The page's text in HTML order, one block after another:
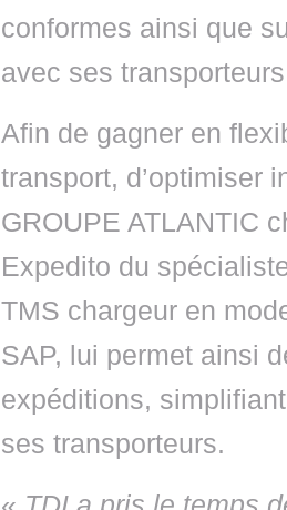
conformes ainsi que
avec ses
Afin de gagner en
transport, d’optimiser
GROUPE ATLANTIC
Expedito du
TMS chargeur en
SAP, lui permet ainsi
expéditions,
ses transporteurs.